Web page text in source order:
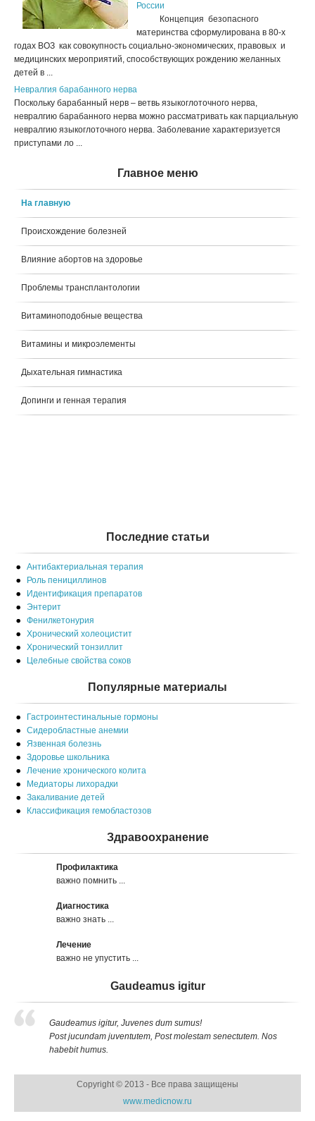
России
Концепция безопасного
материнства сформулирована в 80-х
годах ВОЗ как совокупность социально-экономических, правовых и
медицинских мероприятий, способствующих рождению желанных
детей в ...
Невралгия барабанного нерва
Поскольку барабанный нерв – ветвь языкоглоточного нерва,
невралгию барабанного нерва можно рассматривать как парциальную
невралгию языкоглоточного нерва. Заболевание характеризуется
приступами ло ...
Главное меню
На главную
Происхождение болезней
Влияние абортов на здоровье
Проблемы трансплантологии
Витаминоподобные вещества
Витамины и микроэлементы
Дыхательная гимнастика
Допинги и генная терапия
Последние статьи
Антибактериальная терапия
Роль пенициллинов
Идентификация препаратов
Энтерит
Фенилкетонурия
Хронический холеоцистит
Хронический тонзиллит
Целебные свойства соков
Популярные материалы
Гастроинтестинальные гормоны
Сидеробластные анемии
Язвенная болезнь
Здоровье школьника
Лечение хронического колита
Медиаторы лихорадки
Закаливание детей
Классификация гемобластозов
Здравоохранение
Профилактика
важно помнить ...
Диагностика
важно знать ...
Лечение
важно не упустить ...
Gaudeamus igitur
Gaudeamus igitur, Juvenes dum sumus!
Post jucundam juventutem, Post molestam senectutem. Nos
habebit humus.
Copyright © 2013 - Все права защищены
www.medicnow.ru